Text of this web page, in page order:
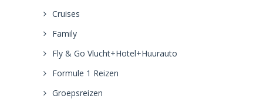
Cruises
Family
Fly & Go Vlucht+Hotel+Huurauto
Formule 1 Reizen
Groepsreizen